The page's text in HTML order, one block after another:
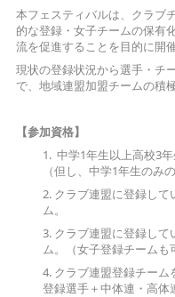
本フェスティバルは、クラブ
的な登録・女子チームの保有
流を促進することを目的に開
現状の登録状況から選手・チ
で、地域連盟加盟チームの積
【参加資格】
1. 中学1年生以上高校3
（但し、中学1年生のみ
2. クラブ連盟に登録し
ム。
3. クラブ連盟に登録し
ム。（女子登録チームも
4. クラブ連盟登録チー
登録選手＋中体連・高体